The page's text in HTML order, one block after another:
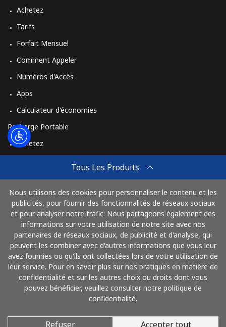
Tous Les Produits
Nous utilisons des cookies pour personnaliser le contenu et les
publicités, pour fournir des fonctionnalités de réseaux sociaux
et pour analyser notre trafic. Nous partageons également des
informations sur votre utilisation de notre site avec nos
partenaires de réseaux sociaux, de publicité et d'analyse, qui
peuvent les combiner avec d'autres informations que vous leur
avez fournies ou qu'ils ont collectées lors de votre utilisation de
leur service. Pour en savoir plus sur nos pratiques en matière de
confidentialité et sur les autres choix ou droits dont vous
pouvez bénéficier, veuillez consulter notre politique de
confidentialité.
Refuser Accepter tout
Achetez
Tarifs
Forfait Mensuel
Comment Appeler
Numéros d'Accès
Apps
Calculateur d'économies
Recharge Portable
Achetez
Achetez
Mode de fonctionnement
Payez avec